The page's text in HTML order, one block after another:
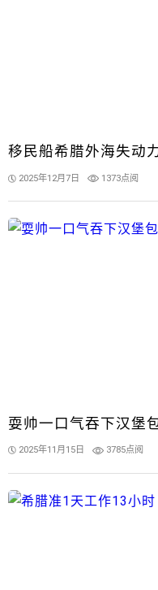
移民船希腊外海失动
2025年12月7日 1373点阅
耍帅一口气吞下汉堡
2025年11月15日 3785点阅